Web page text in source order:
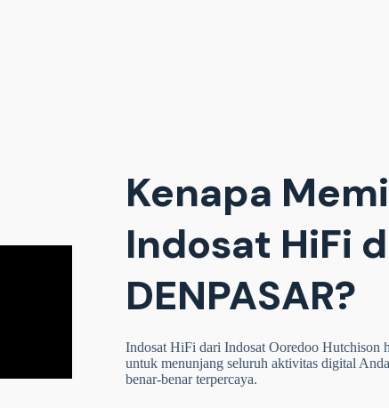
Kenapa
Indosat HiFi
DENPASAR?
Indosat HiFi dari Indosat Ooredoo Hutchison
untuk menunjang seluruh aktivitas digital
benar-benar terpercaya.